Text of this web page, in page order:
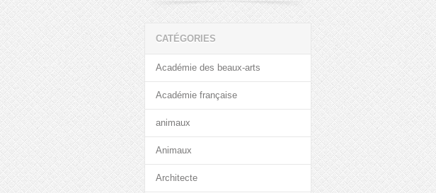
CATÉGORIES
Académie des beaux-arts
Académie française
animaux
Animaux
Architecte